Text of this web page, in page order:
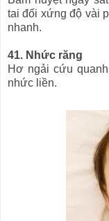
tai đối xứng độ vài
nhanh.
41. Nhức răng
Hơ ngải cứu
nhức liền.